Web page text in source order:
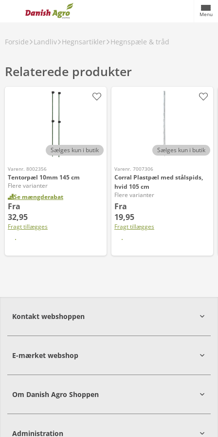
Menu
Forside Landliv Hegnsartikler Hegnspæle & tråd
Relaterede produkter
Sælges kun i butik
Varenr. 8002356
Tentorpæl 10mm 145 cm
Flere varianter
Se mængderabat
Fra
32,95
Fragt tillægges
Sælges kun i butik
Varenr. 7007306
Corral Plastpæl med stålspids,
hvid 105 cm
Flere varianter
Fra
19,95
Fragt tillægges
Kontakt webshoppen
E-mærket webshop
Om Danish Agro Shoppen
Administration